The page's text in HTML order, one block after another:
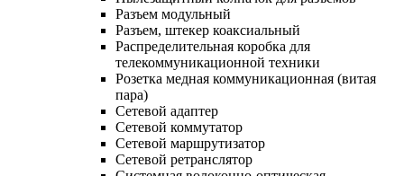
Разъем модульный
Разъем, штекер коаксиальный
Распределительная коробка для
телекоммуникационной техники
Розетка медная коммуникационная (витая
пара)
Сетевой адаптер
Сетевой коммутатор
Сетевой маршрутизатор
Сетевой ретранслятор